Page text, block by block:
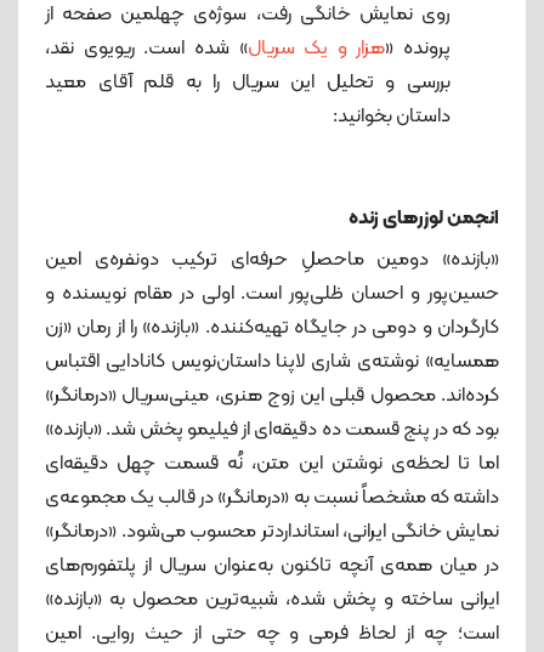
روی نمایش خانگی رفت، سوژه‌ی چهلمین صفحه از
پرونده «هزار و یک سریال» شده است. ریویوی نقد،
بررسی و تحلیل این سریال را به قلم آقای معید
داستان بخوانید:
انجمن لوزرهای زنده
«بازنده» دومین ماحصلِ حرفه‌ای ترکیب دونفره‌ی امین
حسین‌پور و احسان ظلی‌پور است. اولی در مقام نویسنده و
کارگردان و دومی در جایگاه تهیه‌کننده. «بازنده» را از رمان «زن
همسایه» نوشته‌ی شاری لاپنا داستان‌نویس کانادایی اقتباس
کرده‌اند. محصول قبلی این زوج هنری، مینی‌سریال «درمانگر»
بود که در پنج قسمت ده دقیقه‌ای از فیلیمو پخش شد. «بازنده»
اما تا لحظه‌ی نوشتن این متن، نُه قسمت چهل دقیقه‌ای
داشته که مشخصاً نسبت به «درمانگر» در قالب یک مجموعه‌ی
نمایش خانگی ایرانی، استانداردتر محسوب می‌شود. «درمانگر»
در میان همه‌ی آنچه تاکنون به‌عنوان سریال از پلتفورم‌های
ایرانی ساخته و پخش شده، شبیه‌ترین محصول به «بازنده»
است؛ چه از لحاظ فرمی و چه حتی از حیث روایی. امین